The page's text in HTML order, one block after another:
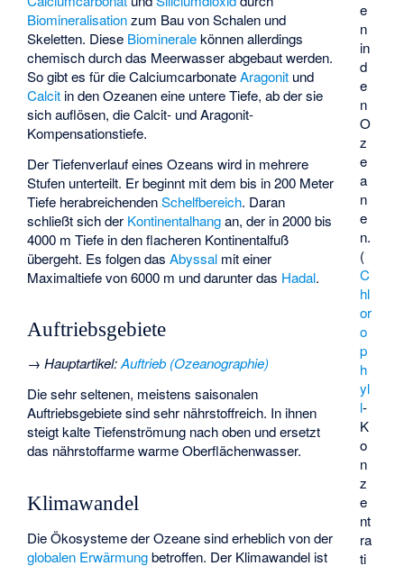
e
n
in
d
e
n
O
z
e
a
n
e
n.
(
C
hl
or
o
p
h
yl
l-
K
o
n
z
e
nt
ra
ti
Biomineralisationzum Bau von Schalen und
Skeletten. Diese Biomineralekönnen allerdings
chemisch durch das Meerwasser abgebaut werden.
So gibt es für die CalciumcarbonateAragonit und
Calcit in den Ozeanen eine untere Tiefe, ab der sie
sich auflösen, dieCalcit- und Aragonit-
Kompensationstiefe.
Der Tiefenverlauf eines Ozeans wird in mehrere
Stufen unterteilt. Er beginnt mit dem bis in 200 Meter
Tiefe herabreichendenSchelfbereich. Daran
schließt sich der Kontinentalhangan, der in 2000 bis
4000 m Tiefe in den flacheren Kontinentalfuß
übergeht. Es folgen dasAbyssal mit einer
Maximaltiefe von 6000 m und darunter das Hadal.
Auftriebsgebiete
→Hauptartikel:Auftrieb (Ozeanographie)
Die sehr seltenen, meistens saisonalen
Auftriebsgebiete sind sehr nährstoffreich. In ihnen
steigt kalte Tiefenströmung nach oben und ersetzt
das nährstoffarme warme Oberflächenwasser.
Klimawandel
Die Ökosysteme der Ozeane sind erheblich von der
globalen Erwärmungbetroffen. Der Klimawandel ist